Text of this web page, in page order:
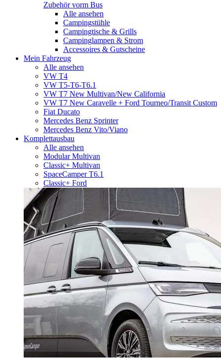
Zubehör vorm Bus
Alle ansehen
Campingstühle
Campingtische & Grills
Campinglampen & Strom
Accessoires & Gutscheine
Mein Fahrzeug
Alle ansehen
VW T4
VW T5-T6-T6.1
VW T7 New Multivan/New California
VW T7 New Caravelle + Ford Tourneo/Transit Custom
Fiat Ducato
Mercedes Benz Sprinter
Mercedes Benz Vito/Viano
Komplettausbau
Alle ansehen
Modular Multivan
Classic+ Multivan
SpaceCamper T6.1
Classic+ Ford